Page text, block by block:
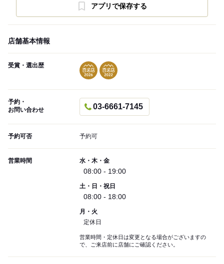
アプリで保存する
店舗基本情報
受賞・選出歴
予約・
お問い合わせ
03-6661-7145
予約可否 予約可
営業時間 水・木・金
08:00 - 19:00
土・日・祝日
08:00 - 18:00
月・火
定休日
営業時間・定休日は変更となる場合がございますの
で、ご来店前に店舗にご確認ください。